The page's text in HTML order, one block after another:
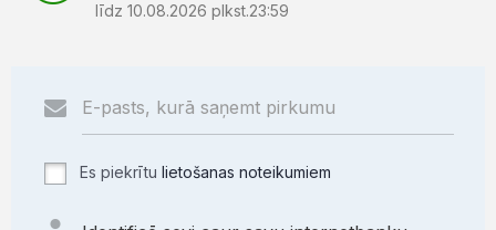
līdz 10.08.2026 plkst.23:59
Es piekrītu lietošanas noteikumiem